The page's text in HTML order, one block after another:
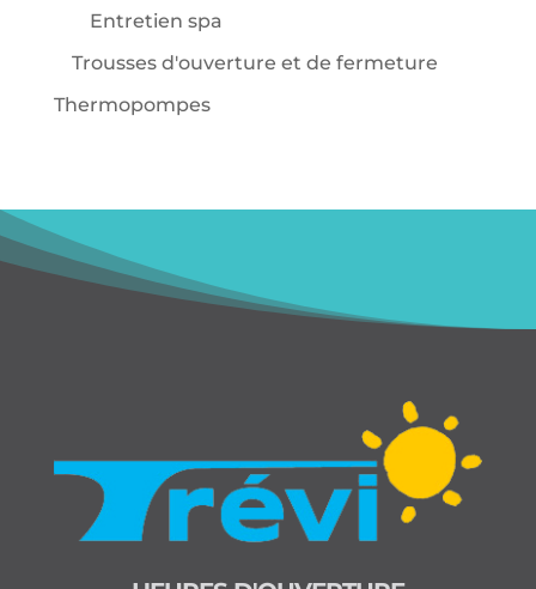
Entretien spa
Trousses d'ouverture et de fermeture
Thermopompes